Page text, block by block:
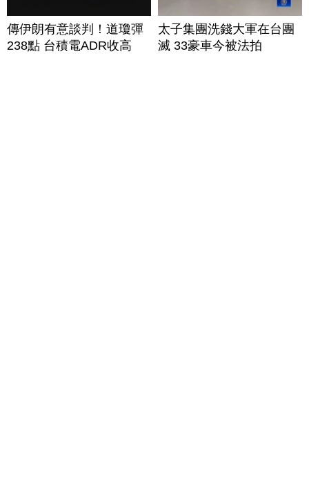
傳伊朗有意談判！道瓊彈
238點 台積電ADR收高
太子集團洗錢大軍在台團
滅 33豪車今被法拍